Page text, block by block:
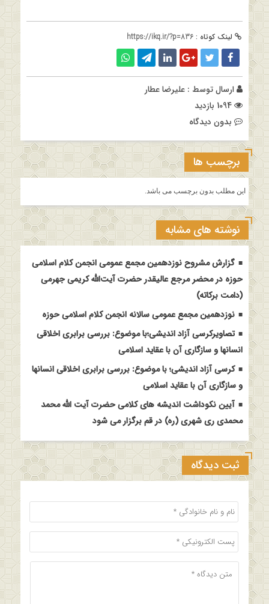
لینک کوتاه : https://ikq.ir/?p=836
ارسال توسط : علیرضا عطار
بدون دیدگاه
برچسب ها
این مطلب بدون برچسب می باشد.
نوشته های مشابه
گزارش مشروح نوزدهمین مجمع عمومی انجمن کلام اسلامی
حوزه در محضر مرجع عالیقدر حضرت آیت‌الله کریمی جهرمی
(دامت برکاته)
نوزدهمین مجمع عمومی سالانه انجمن کلام اسلامی حوزه
تصاویرکرسی آزاد اندیشی؛با موضوع: بررسی برابری اخلاقی
انسانها و سازگاری آن با عقاید اسلامی
کرسی آزاد اندیشی؛ با موضوع: بررسی برابری اخلاقی انسانها
و سازگاری آن با عقاید اسلامی
آیین نکوداشت اندیشه های کلامی حضرت آیت الله محمد
محمدی ری شهری (ره) در قم برگزار می شود
ثبت دیدگاه